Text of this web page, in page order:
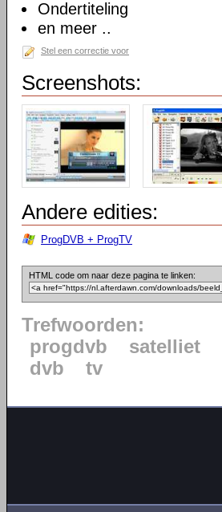
Ondertiteling
en meer ..
Stel een correctie voor
Screenshots:
Andere edities:
ProgDVB + ProgTV
HTML code om naar deze pagina te linken:
Trefwoorden:
progdvb
satelliet
dvb
tv